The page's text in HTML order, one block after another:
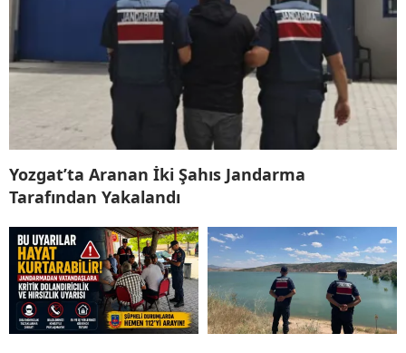
Yozgat’ta Aranan İki Şahıs Jandarma
Tarafından Yakalandı